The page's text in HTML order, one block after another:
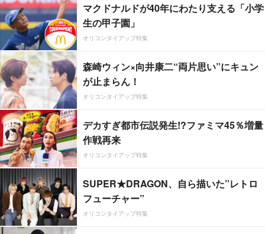
マクドナルドが40年にわたり支える「小学
生の甲子園」
オリコンタイアップ特集
森崎ウィン×向井康二“両片思い”にキュン
が止まらん！
オリコンタイアップ特集
デカすぎ都市伝説発生!?ファミマ45％増量
作戦再来
オリコンタイアップ特集
SUPER★DRAGON、自ら描いた”レトロ
フューチャー”
オリコンタイアップ特集